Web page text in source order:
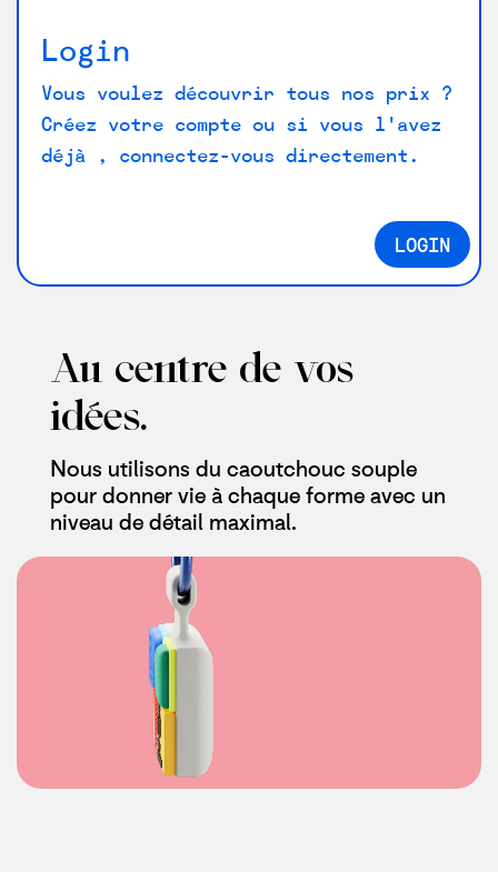
Login
Vous voulez découvrir tous nos prix ?
Créez votre compte ou si vous l'avez
déjà , connectez-vous directement.
LOGIN
Au centre de vos
idées.
Nous utilisons du caoutchouc souple
pour donner vie à chaque forme avec un
niveau de détail maximal.